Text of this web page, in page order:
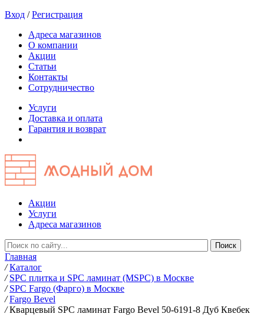
Вход /Регистрация
Адреса магазинов
О компании
Акции
Статьи
Контакты
Сотрудничество
Услуги
Доставка и оплата
Гарантия и возврат
Акции
Услуги
Адреса магазинов
Главная
/ Каталог
/ SPC плитка и SPC ламинат (MSPC) в Москве
/ SPC Fargo (Фарго) в Москве
/ Fargo Bevel
/ Кварцевый SPC ламинат Fargo Bevel 50-6191-8 Дуб Квебек